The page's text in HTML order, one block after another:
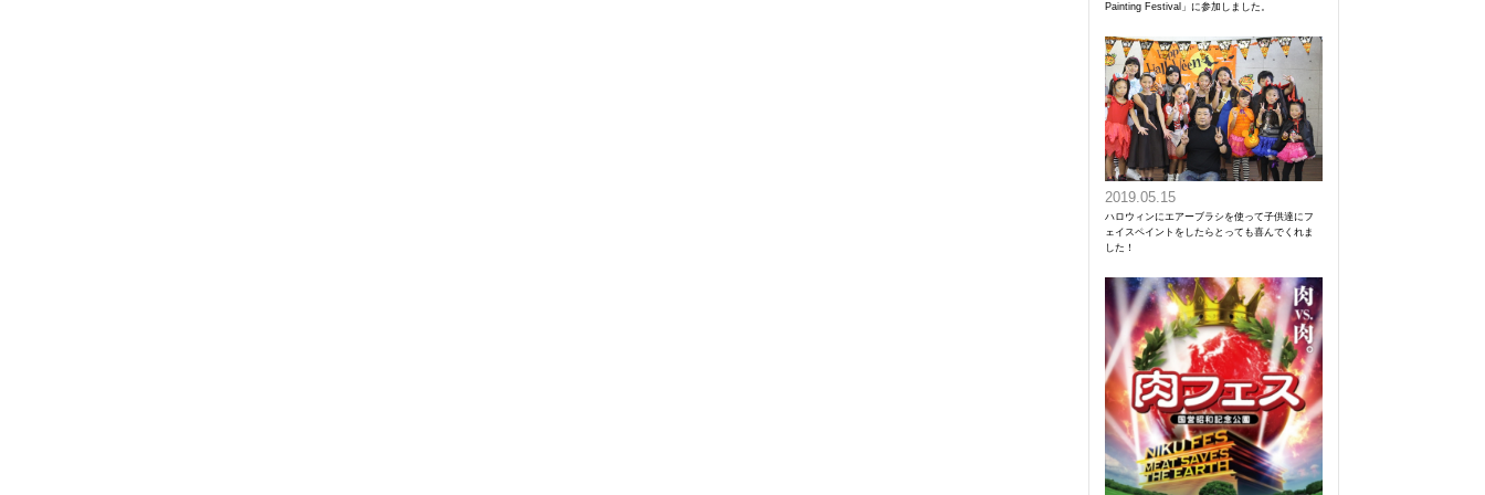
Painting Festival」に参加しました。
2019.05.15
ハロウィンにエアーブラシを使って子供達にフ
ェイスペイントをしたらとっても喜んでくれま
した！